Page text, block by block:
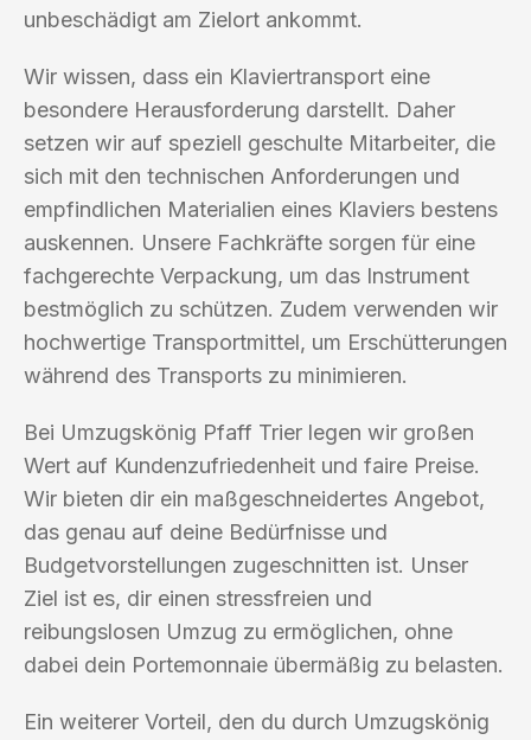
unbeschädigt am Zielort ankommt.
Wir wissen, dass ein Klaviertransport eine
besondere Herausforderung darstellt. Daher
setzen wir auf speziell geschulte Mitarbeiter, die
sich mit den technischen Anforderungen und
empfindlichen Materialien eines Klaviers bestens
auskennen. Unsere Fachkräfte sorgen für eine
fachgerechte Verpackung, um das Instrument
bestmöglich zu schützen. Zudem verwenden wir
hochwertige Transportmittel, um Erschütterungen
während des Transports zu minimieren.
Bei Umzugskönig Pfaff Trier legen wir großen
Wert auf Kundenzufriedenheit und faire Preise.
Wir bieten dir ein maßgeschneidertes Angebot,
das genau auf deine Bedürfnisse und
Budgetvorstellungen zugeschnitten ist. Unser
Ziel ist es, dir einen stressfreien und
reibungslosen Umzug zu ermöglichen, ohne
dabei dein Portemonnaie übermäßig zu belasten.
Ein weiterer Vorteil, den du durch Umzugskönig